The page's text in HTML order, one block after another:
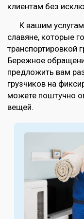
клиентам без
К вашим
славяне, которые
транспортировкой
Бережное
предложить вам
грузчиков на
можете поштучно
вещей.